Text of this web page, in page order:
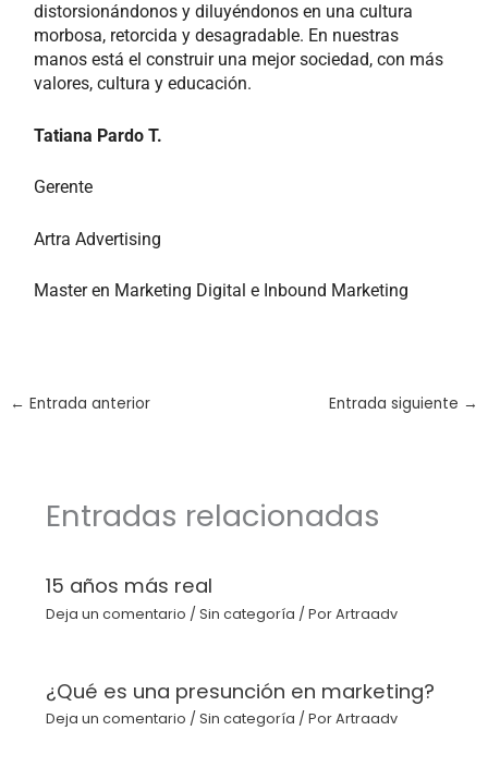
distorsionándonos y diluyéndonos en una cultura
morbosa, retorcida y desagradable. En nuestras
manos está el construir una mejor sociedad, con más
valores, cultura y educación.
Tatiana Pardo T.
Gerente
Artra Advertising
Master en Marketing Digital e Inbound Marketing
← Entrada anterior Entrada siguiente →
Entradas relacionadas
15 años más real
Deja un comentario / Sin categoría / PorArtraadv
¿Qué es una presunción en marketing?
Deja un comentario / Sin categoría / PorArtraadv